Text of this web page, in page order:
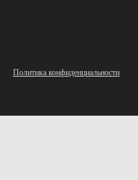
Политика конфиденциальности